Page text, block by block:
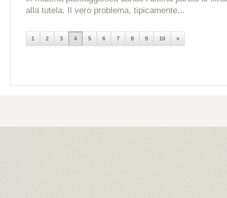
alla tutela. Il vero problema, tipicamente...
1 2 3 4 5 6 7 8 9 10 »